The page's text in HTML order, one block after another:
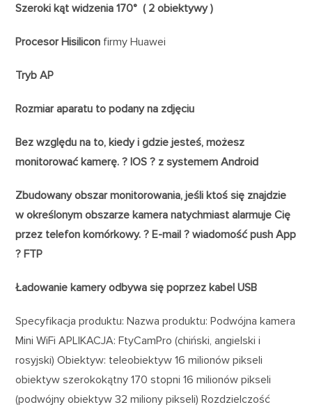
Szeroki kąt widzenia 170° ( 2 obiektywy )
Procesor Hisilicon firmy Huawei
Tryb AP
Rozmiar aparatu to podany na zdjęciu
Bez względu na to, kiedy i gdzie jesteś, możesz
monitorować kamerę. ? IOS ? z systemem Android
Zbudowany obszar monitorowania, jeśli ktoś się znajdzie
w określonym obszarze kamera natychmiast alarmuje Cię
przez telefon komórkowy. ? E-mail ? wiadomość push App
? FTP
Ładowanie kamery odbywa się poprzez kabel USB
Specyfikacja produktu: Nazwa produktu: Podwójna kamera
Mini WiFi APLIKACJA: FtyCamPro (chiński, angielski i
rosyjski) Obiektyw: teleobiektyw 16 milionów pikseli
obiektyw szerokokątny 170 stopni 16 milionów pikseli
(podwójny obiektyw 32 miliony pikseli) Rozdzielczość